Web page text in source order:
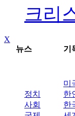
크리
X
뉴스
기
정치
사회
미
한
한